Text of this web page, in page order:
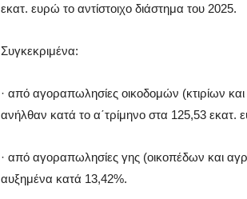
εκατ. ευρώ το αντίστοιχο διάστημα του 2025.
Συγκεκριμένα:
· από αγοραπωλησίες οικοδομών (κτιρίων
ανήλθαν κατά το α΄τρίμηνο στα 125,53 εκατ.
· από αγοραπωλησίες γης (οικοπέδων και
αυξημένα κατά 13,42%.